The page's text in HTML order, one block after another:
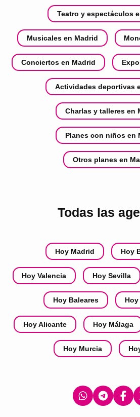
Teatro y espectáculos
Musicales en Madrid
Conciertos en Madrid
Actividades deportivas
Charlas y talleres en
Planes con niños en
Otros planes en
Todas las
Hoy Madrid Hoy
Hoy Valencia Hoy Sevilla
Hoy Baleares
Hoy Alicante Hoy Málaga
Hoy Murcia